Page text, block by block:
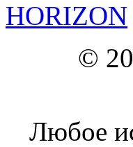
HORIZON
©
Любое